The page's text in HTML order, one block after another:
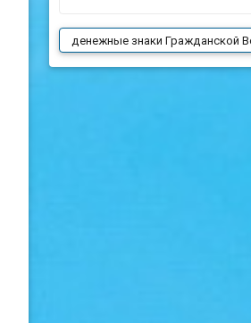
денежные знаки Гражданской